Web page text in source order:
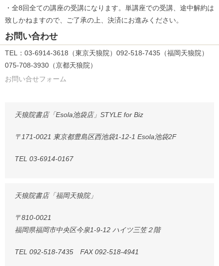
・全8回全ての講座の受講になります。単講座での受講、途中解約は
致しかねますので、ご了承の上、決済にお進みください。
お問い合わせ
TEL：03-6914-3618（東京天狼院）092-518-7435（福岡天狼院）
075-708-3930（京都天狼院）
お問い合せフォーム
天狼院書店「Esola池袋店」STYLE for Biz
〒171-0021 東京都豊島区西池袋1-12-1 Esola池袋2F
TEL 03-6914-0167
天狼院書店「福岡天狼院」
〒810-0021
福岡県福岡市中央区今泉1-9-12 ハイツ三笠２階
TEL 092-518-7435 FAX 092-518-4941